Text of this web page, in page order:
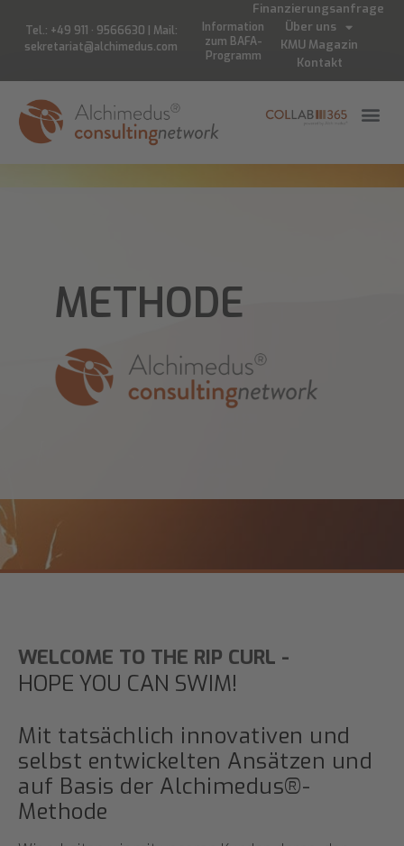
Tel.: +49 911 · 9566630 | Mail:
sekretariat@alchimedus.com
Information
zum BAFA-
Programm
Finanzierungsanfrage
Über uns
KMU Magazin
Kontakt
METHODE
WELCOME TO THE RIP CURL -
HOPE YOU CAN SWIM!
Mit tatsächlich innovativen und
selbst entwickelten Ansätzen und
auf Basis der Alchimedus®-
Methode